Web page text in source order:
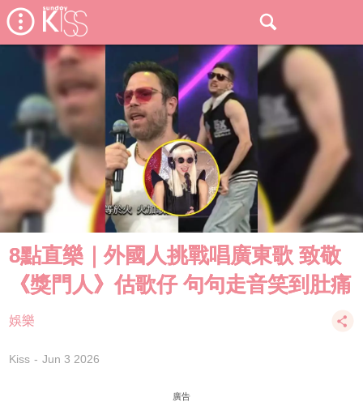
8點直樂｜外國人挑戰唱廣東歌 致敬
《獎門人》估歌仔 句句走音笑到肚痛
娛樂
Kiss Jun 3 2026
廣告